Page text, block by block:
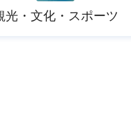
光・文化・スポーツ